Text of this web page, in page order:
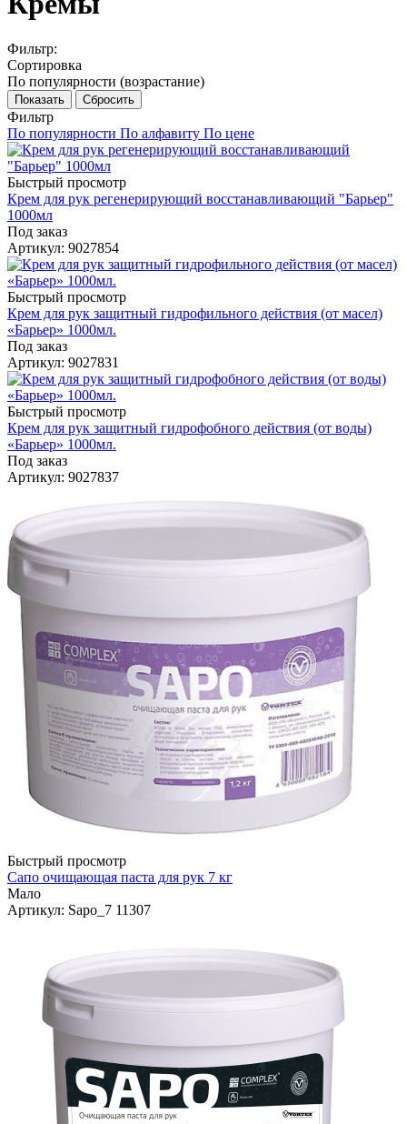
Фильтр:
Сортировка
По популярности (возрастание)
Показать Сбросить
Фильтр
По популярности По алфавиту По цене
Быстрый просмотр
Крем для рук регенерирующий восстанавливающий "Барьер"
1000мл
Под заказ
Артикул: 9027854
Быстрый просмотр
Крем для рук защитный гидрофильного действия (от масел)
«Барьер» 1000мл.
Под заказ
Артикул: 9027831
Быстрый просмотр
Крем для рук защитный гидрофобного действия (от воды)
«Барьер» 1000мл.
Под заказ
Артикул: 9027837
Быстрый просмотр
Сапо очищающая паста для рук 7 кг
Мало
Артикул: Sapo_7 11307